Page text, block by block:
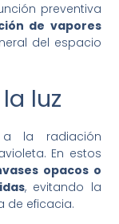
preventiva
de vapores
del espacio
luz
a la radiación
En estos
opacos o
, evitando la
de eficacia.